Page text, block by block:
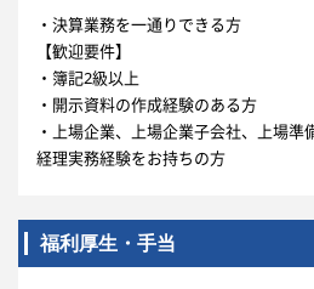
・決算業務を一通りできる方
【歓迎要件】
・簿記2級以上
・開示資料の作成経験のある方
・上場企業、上場企業子会社、上場
経理実務経験をお持ちの方
福利厚生・手当